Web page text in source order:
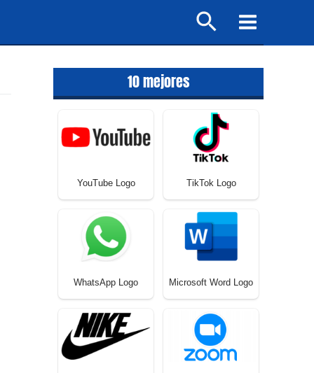
Buscar
Main
Menu
10 mejores
YouTube Logo TikTok Logo
WhatsApp Logo Microsoft Word Logo